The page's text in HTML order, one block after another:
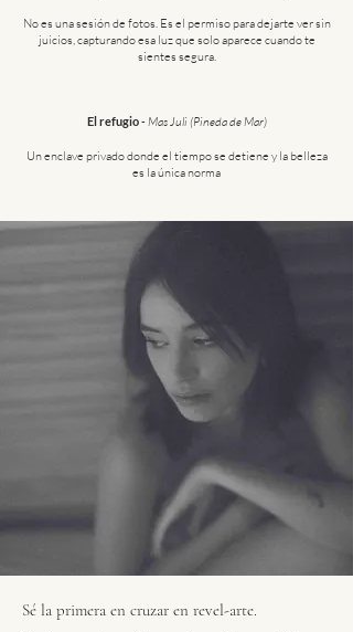
No es una sesión de fotos. Es el permiso para dejarte ver sin
juicios, capturando esa luz que solo aparece cuando te
sientes segura.
El refugio- Mas Juli (Pineda de Mar)
Un enclave privado donde el tiempo se detiene y la belleza
es la única norma
Sé la primera en cruzar en revel-arte.